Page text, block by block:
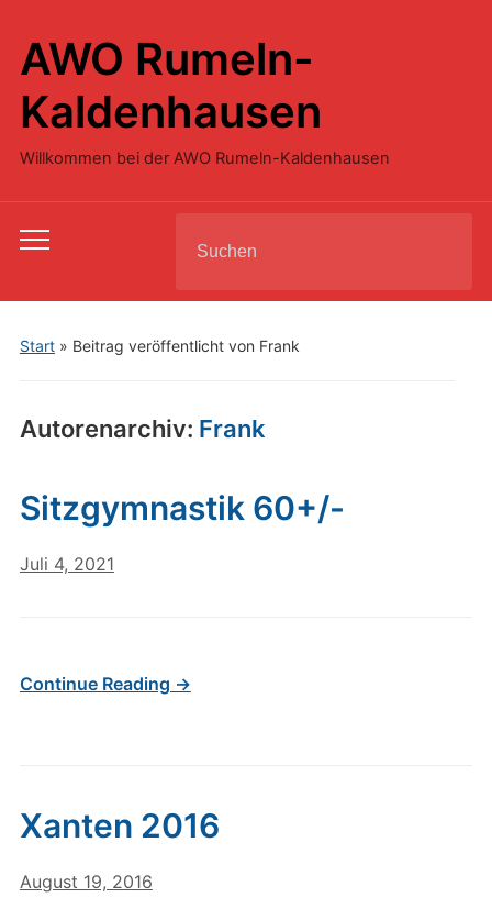
AWO Rumeln-
Kaldenhausen
Willkommen bei der AWO Rumeln-Kaldenhausen
Toggle
menu
for:
Start» Beitrag veröffentlicht von Frank
Autorenarchiv: Frank
Sitzgymnastik 60+/-
Juli 4, 2021
Continue Reading →
Xanten 2016
August 19, 2016